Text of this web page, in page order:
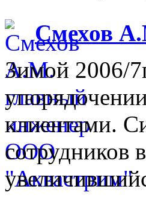
Смехов
Зимой 2006/
клиентами.
сотрудников